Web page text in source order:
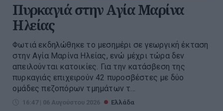
Πυρκαγιά στην Aγία Μαρίνα
Ηλείας
Φωτιά εκδηλώθηκε το μεσημέρι σε γεωργική έκταση
στην Αγία Μαρίνα Ηλείας, ενώ μέχρι τώρα δεν
απειλούνται κατοικίες. Για την κατάσβεση της
πυρκαγιάς επιχειρούν 42 πυροσβέστες με δύο
ομάδες πεζοπόρων τμημάτων τ...
16:47 | 06 Αυγούστου 2026 Ελλάδα